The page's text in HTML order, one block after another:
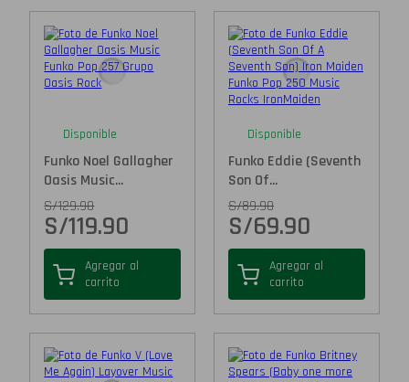
Disponible
Funko Noel Gallagher
Oasis Music...
S/129.90
S/119.90
Agregar al
carrito
Disponible
Funko Eddie (Seventh
Son Of...
S/89.90
S/69.90
Agregar al
carrito